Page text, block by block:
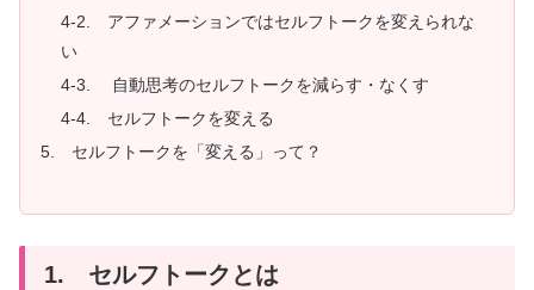
4-2. アファメーションではセルフトークを変えられな
い
4-3. 自動思考のセルフトークを減らす・なくす
4-4. セルフトークを変える
5. セルフトークを「変える」って？
1. セルフトークとは